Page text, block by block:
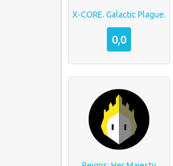
X-CORE. Galactic Plague.
0,0